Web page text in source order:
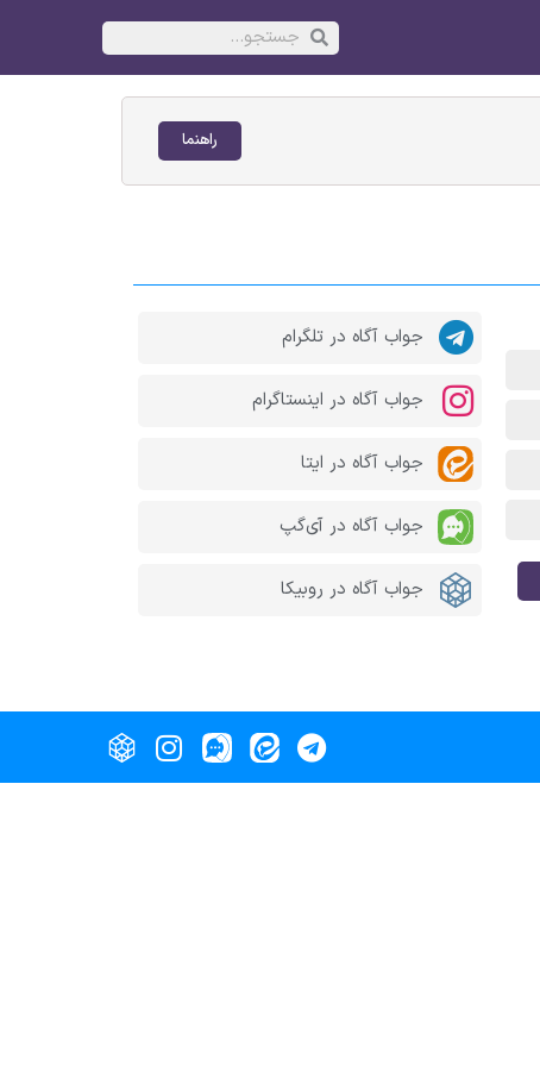
راهنما
جواب آگاه در تلگرام
جواب آگاه در اینستاگرام
جواب آگاه در ایتا
جواب آگاه در آی‌گپ
جواب آگاه در روبیکا